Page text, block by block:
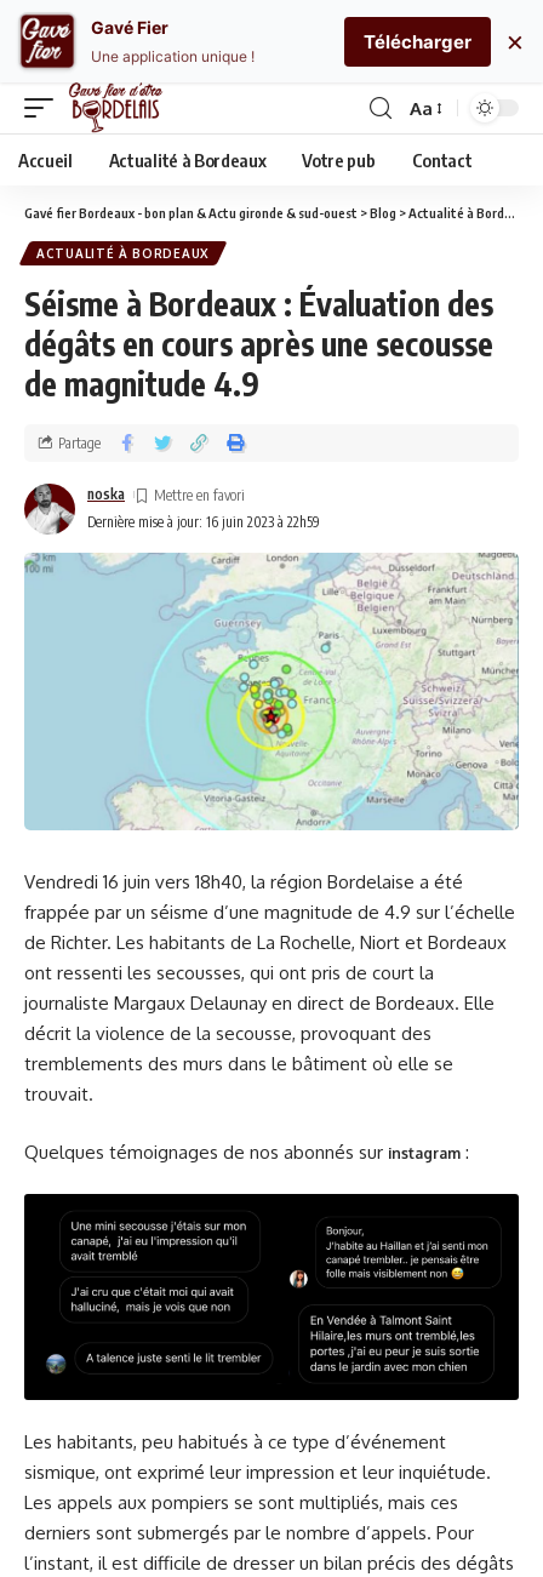
Aa
Accueil Actualité à Bordeaux Votre pub Contact
Gavé fier Bordeaux - bon plan & Actu gironde & sud-ouest >Blog >Actualité à Bordeaux
ACTUALITÉ À BORDEAUX
Séisme à Bordeaux : Évaluation des
dégâts en cours après une secousse
de magnitude 4.9
Dernière mise à jour: 16 juin 2023 à 22h59
noska
Partage
Vendredi 16 juin vers 18h40, la région Bordelaise a été
frappée par un séisme d’une magnitude de 4.9 sur l’échelle
de Richter. Les habitants de La Rochelle, Niort et Bordeaux
ont ressenti les secousses, qui ont pris de court la
journaliste Margaux Delaunay en direct de Bordeaux. Elle
décrit la violence de la secousse, provoquant des
tremblements des murs dans le bâtiment où elle se
trouvait.
Quelques témoignages de nos abonnés sur instagram :
Les habitants, peu habitués à ce type d’événement
sismique, ont exprimé leur impression et leur inquiétude.
Les appels aux pompiers se sont multipliés, mais ces
derniers sont submergés par le nombre d’appels. Pour
l’instant, il est difficile de dresser un bilan précis des dégâts
Gavé Fier
Une application unique !
Télécharger ×